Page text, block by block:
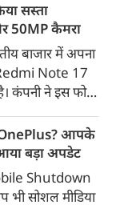
के साथ कार्य कर
कि राज्य
ऊर्जा भंडारण तथा
के क्षेत्र में
है। म.प्र. आज
है।
सस्ता
50MP कैमरा
बाजार में अपना
Redmi Note 17
कंपनी ने इस फोन
की बड़ी बैटरी
Snapdragon
किया है। फोन में
दिया गया है।
OnePlus? आपके
बड़ा अपडेट
Shutdown
सोशल मीडिया